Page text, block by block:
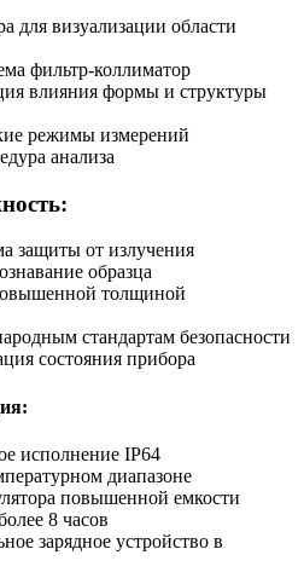
для визуализации области
фильтр-коллиматор
влияния формы и структуры
режимы измерений
анализа
защиты от излучения
образца
толщиной
стандартам безопасности
состояния прибора
исполнение IP64
диапазоне
повышенной емкости
8 часов
зарядное устройство в